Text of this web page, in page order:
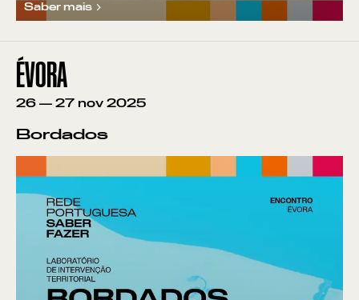
Saber mais
ÉVORA
26 — 27 nov 2025
Bordados